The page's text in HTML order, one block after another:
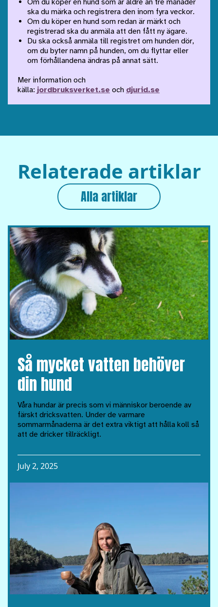
Om du köper en hund som är äldre än tre månader
ska du märka och registrera den inom fyra veckor.
Om du köper en hund som redan är märkt och
registrerad ska du anmäla att den fått ny ägare.
Du ska också anmäla till registret om hunden dör,
om du byter namn på hunden, om du flyttar eller
om förhållandena ändras på annat sätt.
Mer information och
källa: jordbruksverket.se och djurid.se
Relaterade artiklar
Alla artiklar
Så mycket vatten behöver
din hund
Våra hundar är precis som vi människor beroende av
färskt dricksvatten. Under de varmare
sommarmånaderna är det extra viktigt att hålla koll så
att de dricker tillräckligt.
July 2, 2025